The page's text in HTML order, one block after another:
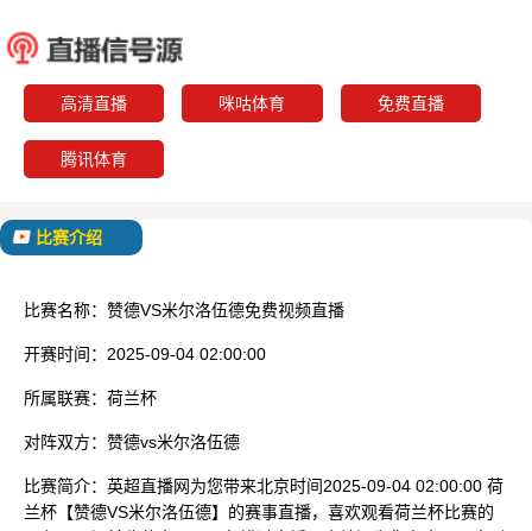
高清直播 咪咕体育 免费直播
腾讯体育
比赛介绍
比赛名称： 赞德VS米尔洛伍德免费视频直播
开赛时间： 2025-09-04 02:00:00
所属联赛： 荷兰杯
对阵双方： 赞德vs米尔洛伍德
比赛简介： 英超直播网为您带来北京时间2025-09-04 02:00:00 荷
兰杯【赞德VS米尔洛伍德】的赛事直播，喜欢观看荷兰杯比赛的